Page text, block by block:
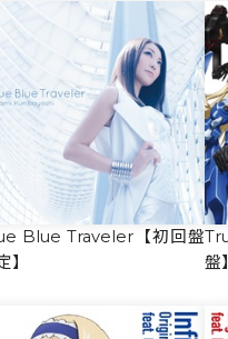
Blue Traveler【初回盤
】
盤】